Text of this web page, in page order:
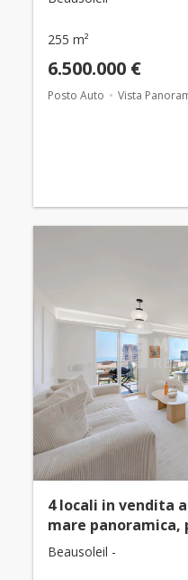
255 m²
6.500.000 €
Posto Auto Vista
4 locali in vendita
mare panoramica,
Beausoleil -